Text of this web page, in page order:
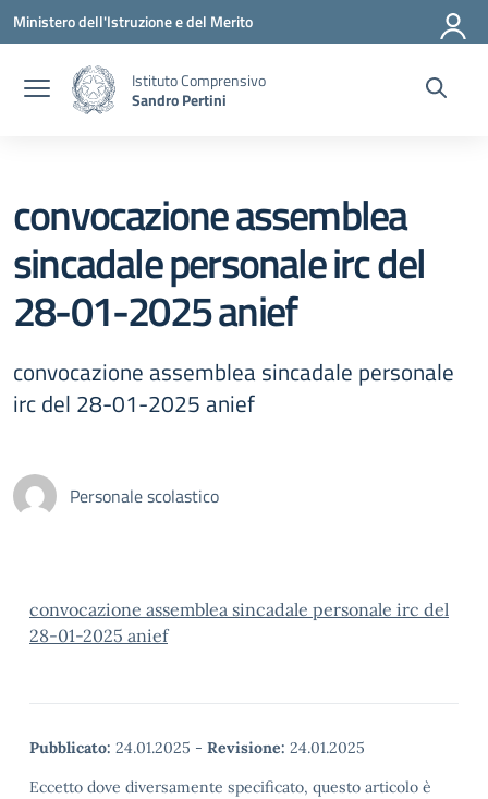
Vai ai contenuti
Vai al menu di navigazione
Vai al footer
Ministero dell'Istruzione e del Merito
Istituto Comprensivo
Sandro Pertini
convocazione assemblea
sincadale personale irc del
28-01-2025 anief
convocazione assemblea sincadale personale
irc del 28-01-2025 anief
Personale scolastico
convocazione assemblea sincadale personale irc del
28-01-2025 anief
Pubblicato: 24.01.2025 - Revisione: 24.01.2025
Eccetto dove diversamente specificato, questo articolo è